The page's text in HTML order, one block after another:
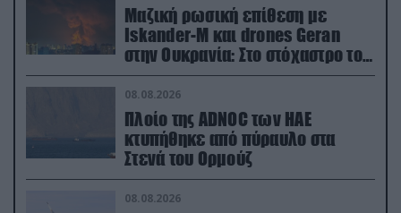
Μαζική ρωσική επίθεση με
Iskander-M και drones Geran
στην Ουκρανία: Στο στόχαστρο το
εργοστάσιο των Flamingo
08.08.2026
Πλοίο της ADNOC των ΗΑΕ
κτυπήθηκε από πύραυλο στα
Στενά του Ορμούζ
08.08.2026